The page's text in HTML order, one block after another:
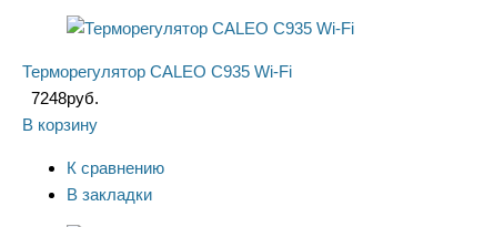
Терморегулятор CALEO С935 Wi-Fi
7248руб.
В корзину
К сравнению
В закладки